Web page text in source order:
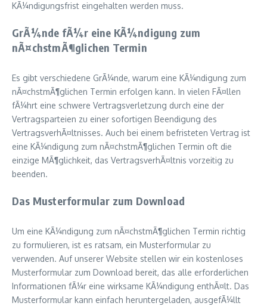
KÃ¼ndigungsfrist eingehalten werden muss.
GrÃ¼nde fÃ¼r eine KÃ¼ndigung zum
nÃ¤chstmÃ¶glichen Termin
Es gibt verschiedene GrÃ¼nde, warum eine KÃ¼ndigung zum
nÃ¤chstmÃ¶glichen Termin erfolgen kann. In vielen FÃ¤llen
fÃ¼hrt eine schwere Vertragsverletzung durch eine der
Vertragsparteien zu einer sofortigen Beendigung des
VertragsverhÃ¤ltnisses. Auch bei einem befristeten Vertrag ist
eine KÃ¼ndigung zum nÃ¤chstmÃ¶glichen Termin oft die
einzige MÃ¶glichkeit, das VertragsverhÃ¤ltnis vorzeitig zu
beenden.
Das Musterformular zum Download
Um eine KÃ¼ndigung zum nÃ¤chstmÃ¶glichen Termin richtig
zu formulieren, ist es ratsam, ein Musterformular zu
verwenden. Auf unserer Website stellen wir ein kostenloses
Musterformular zum Download bereit, das alle erforderlichen
Informationen fÃ¼r eine wirksame KÃ¼ndigung enthÃ¤lt. Das
Musterformular kann einfach heruntergeladen, ausgefÃ¼llt